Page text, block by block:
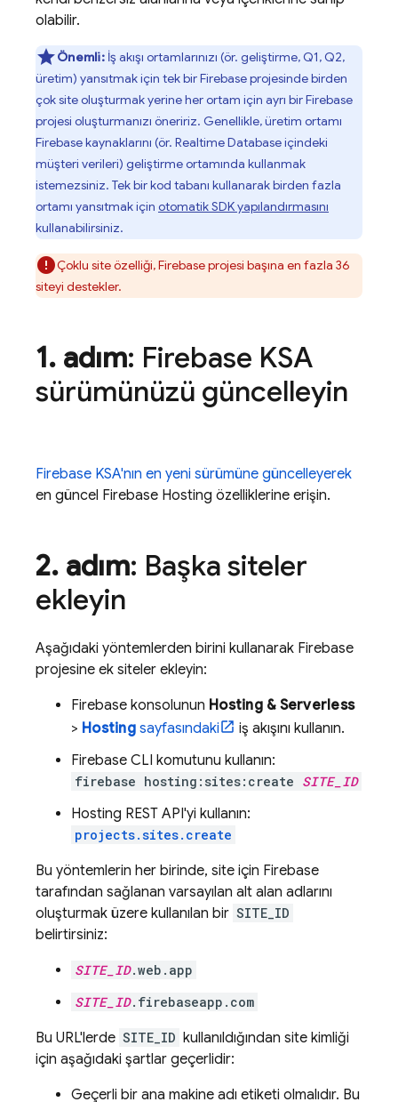
olabilir.
Önemli:İş akışı ortamlarınızı (ör. geliştirme, Q1, Q2,
üretim) yansıtmak için tek bir Firebase projesinde birden
çok site oluşturmak yerine her ortam için ayrı bir Firebase
projesi oluşturmanızı öneririz. Genellikle, üretim ortamı
Firebase kaynaklarını (ör. Realtime Databaseiçindeki
müşteri verileri) geliştirme ortamında kullanmak
istemezsiniz. Tek bir kod tabanı kullanarak birden fazla
ortamı yansıtmak için otomatik SDK yapılandırmasını
kullanabilirsiniz.
Çoklu site özelliği, Firebase projesi başına en fazla 36
siteyi destekler.
1. adım: Firebase KSA
sürümünüzü güncelleyin
Firebase KSA'nın en yeni sürümüne güncelleyerek
en güncel Firebase Hosting özelliklerine erişin.
2. adım: Başka siteler
ekleyin
Aşağıdaki yöntemlerden birini kullanarak Firebase
projesine ek siteler ekleyin:
Firebase konsolunun Hosting & Serverless
> Hostingsayfasındaki
iş akışını kullanın.
Firebase CLI komutunu kullanın:
firebase hosting:sites:create SITE_ID
Hosting REST API'yi kullanın:
projects.sites.create
Bu yöntemlerin her birinde, site için Firebase
tarafından sağlanan varsayılan alt alan adlarını
oluşturmak üzere kullanılan bir SITE_ID
belirtirsiniz:
SITE_ID.web.app
SITE_ID.firebaseapp.com
Bu URL'lerde SITE_ID kullanıldığından site kimliği
için aşağıdaki şartlar geçerlidir:
Geçerli bir ana makine adı etiketi olmalıdır. Bu